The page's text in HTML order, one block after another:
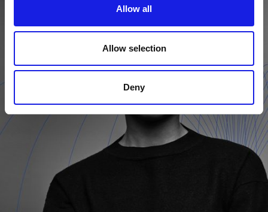
Allow all
Allow selection
Deny